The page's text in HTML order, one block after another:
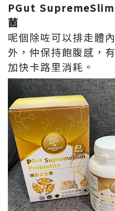
PGut SupremeSlim
菌
呢個除咗可以排走體
外，仲保持飽腹感，
加快卡路里消耗。